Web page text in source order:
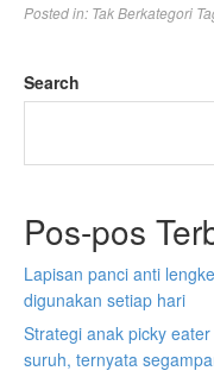
Posted in: Tak Berkategori
Search
Pos-pos
Lapisan panci anti
digunakan setiap hari
Strategi anak picky
suruh, ternyata